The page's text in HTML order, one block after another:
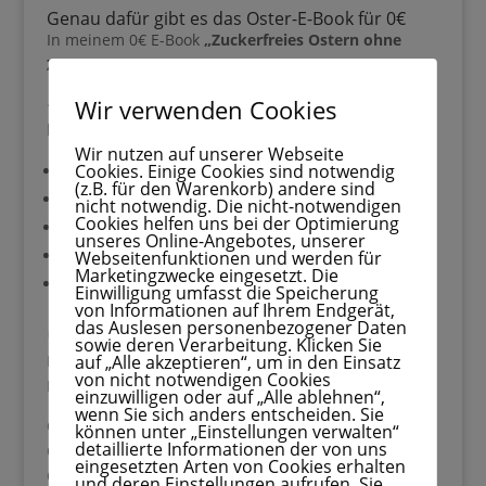
In meinem 0€ E-Book„Zuckerfreies Ostern ohne
Zuckercrash“findest du:
lieben:
Karotten-Energy-Balls
Mini-Osterlamm
Oster-Ausstechplätzchen
weiche Oster-Muffins
bunte Oster-Obstspieße ganz ohne Backen
Formulierungshilfen für Familie & Umfeld, ohne
Rechtfertigungsstress
🧘‍♀️ einenMini-Notfallplan, wenn alles zu viel wird
Ohne Druck.
Ohne schlechtes Gewissen.
Ohne Vergleich.
Gib hier deinen Vornamen ein
Gib hier deinen Vornamen an
Gib hier deine E-Mail-Adresse ein, um dich
anzumelden
Geben Sie bitte Ihre E-Mail-Adresse für die Anmeldung an, z. B.
abc@xyz.com.
Wir verwenden Cookies
Wir nutzen auf unserer Webseite
Cookies. Einige Cookies sind notwendig
(z.B. für den Warenkorb) andere sind
nicht notwendig. Die nicht-notwendigen
Cookies helfen uns bei der Optimierung
unseres Online-Angebotes, unserer
Webseitenfunktionen und werden für
Marketingzwecke eingesetzt. Die
Einwilligung umfasst die Speicherung
von Informationen auf Ihrem Endgerät,
das Auslesen personenbezogener Daten
sowie deren Verarbeitung. Klicken Sie
auf „Alle akzeptieren“, um in den Einsatz
von nicht notwendigen Cookies
einzuwilligen oder auf „Alle ablehnen“,
wenn Sie sich anders entscheiden. Sie
können unter „Einstellungen verwalten“
detaillierte Informationen der von uns
eingesetzten Arten von Cookies erhalten